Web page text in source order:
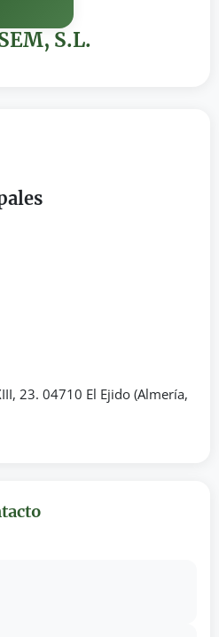
S.L.
23. 04710 El Ejido (Almería,